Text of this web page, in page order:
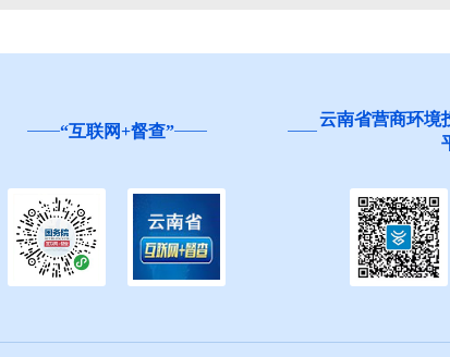
云南省营商环境投诉举报和问卷调查
平台
红河州食品安
生”